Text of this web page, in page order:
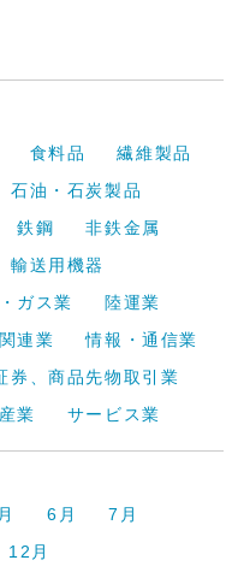
食料品
繊維製品
石油・石炭製品
鉄鋼
非鉄金属
輸送用機器
ガス業
陸運業
連業
情報・通信業
券、商品先物取引業
業 サービス業
6月
7月
12月